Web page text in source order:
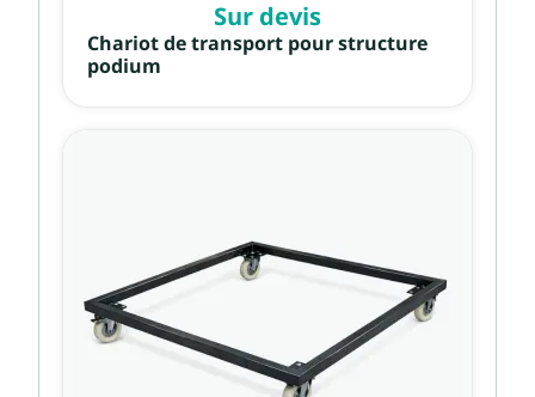
Sur devis
Chariot de transport pour structure
podium